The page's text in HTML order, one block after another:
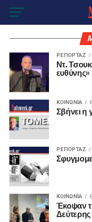
ΡΕΠΟΡΤΑΖ
Ντ.
ευθύνης»
ΚΟΙΝΩΝΙΑ
Σβήνει η
ΡΕΠΟΡΤΑΖ
ΚΟΙΝΩΝΙΑ
Έκοψαν